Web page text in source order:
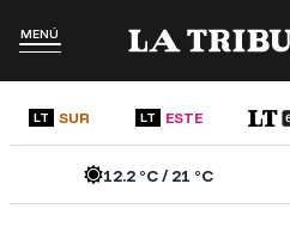
MENÚ
LT SUR LT ESTE
12.2 °C /21 °C